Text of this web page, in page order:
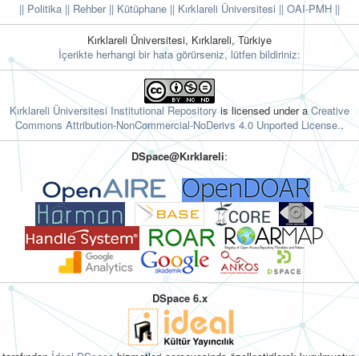
|| Politika || Rehber|| Kütüphane || Kırklareli Üniversitesi || OAI-PMH ||
Kırklareli Üniversitesi, Kırklareli, Türkiye
İçerikte herhangi bir hata görürseniz, lütfen bildiriniz:
Kırklareli Üniversitesi Institutional Repositoryis licensed under aCreative
Commons Attribution-NonCommercial-NoDerivs 4.0 Unported License..
DSpace@Kırklareli:
DSpace 6.x